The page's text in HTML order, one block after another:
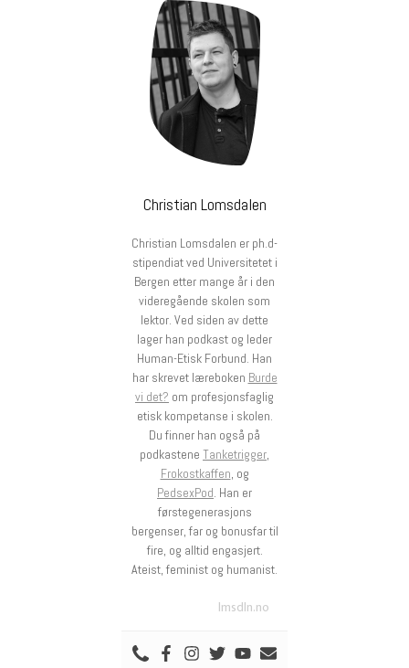
Christian Lomsdalen
Christian Lomsdalen er ph.d-
stipendiat ved Universitetet i
Bergen etter mange år i den
videregående skolen som
lektor. Ved siden av dette
lager han podkast og leder
Human-Etisk Forbund. Han
har skrevet læreboken Burde
vi det? om profesjonsfaglig
etisk kompetanse i skolen.
Du finner han også på
podkastene Tanketrigger,
Frokostkaffen, og
PedsexPod. Han er
førstegenerasjons
bergenser, far og bonusfar til
fire, og alltid engasjert.
Ateist, feminist og humanist.
lmsdln.no